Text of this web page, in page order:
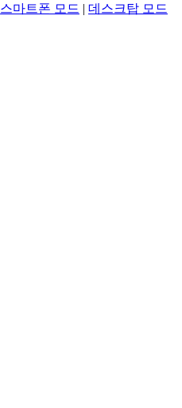
스마트폰 모드 | 데스크탑 모드